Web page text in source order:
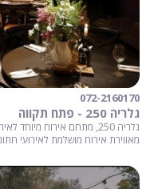
072-2160170
גלריה 250 - פתח תקווה
גלריה 250, מתחם אירוח
מאווירת אירוח מושלמת לאירועי חתונה עד 250